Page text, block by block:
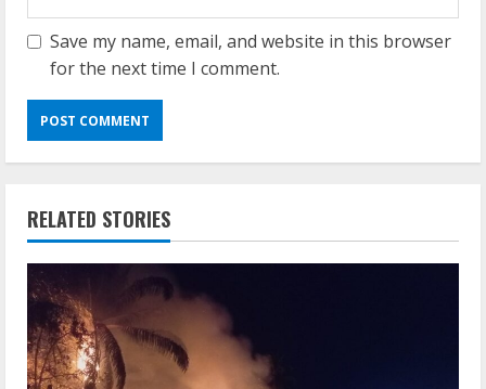
Save my name, email, and website in this browser
for the next time I comment.
RELATED STORIES